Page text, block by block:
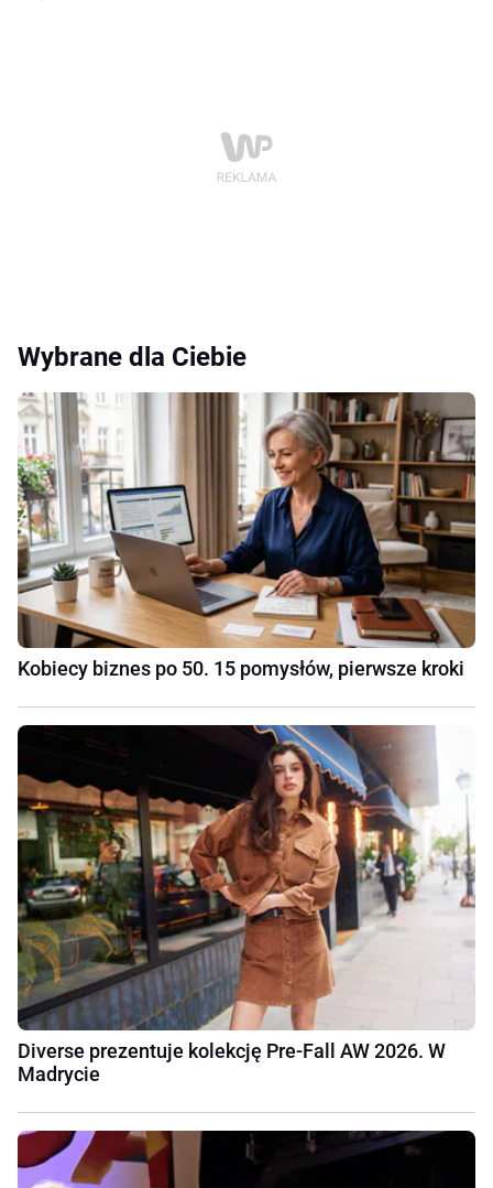
Wybrane dla Ciebie
Kobiecy biznes po 50. 15 pomysłów, pierwsze kroki
Diverse prezentuje kolekcję Pre-Fall AW 2026. W
Madrycie